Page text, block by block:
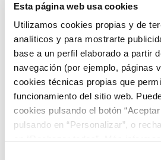
Esta página web usa cookies
Utilizamos cookies propias y de
analíticos y para mostrarte
base a un perfil elaborado a partir
navegación (por ejemplo, páginas
cookies técnicas propias que
funcionamiento del sitio web.
cookies pulsando el botón
pulsando en “Personalizar”, o
Smartphone Integration (Apple
Auto)
Faros LED de nivel medio
Luz de día LED
+ Ver todos
Ficha técnica